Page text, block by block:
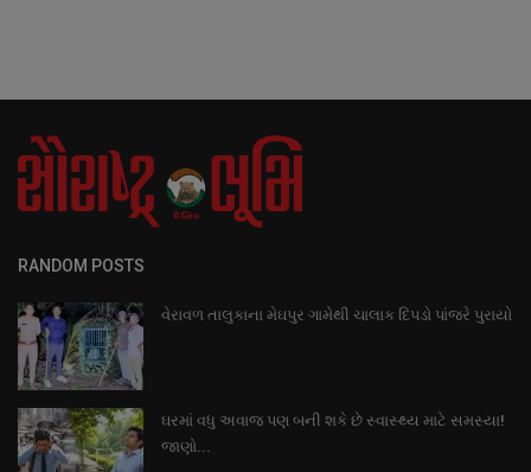
RANDOM POSTS
વેરાવળ તાલુકાના મેઘપુર ગામેથી ચાલાક દિપડો પાંજરે પુરાયો
ઘરમાં વધુ અવાજ પણ બની શકે છે સ્વાસ્થ્ય માટે સમસ્યા!
જાણો...